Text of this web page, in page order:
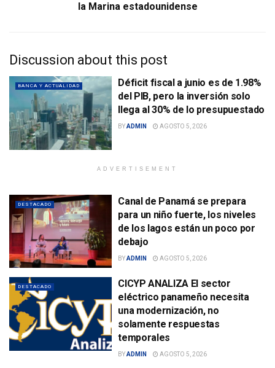
la Marina estadounidense
Discussion about this post
BANCA Y ACTUALIDAD
Déficit fiscal a junio es de 1.98%
del PIB, pero la inversión solo
llega al 30% de lo presupuestado
BYADMIN AGOSTO 5, 2026
ADVERTISEMENT
DESTACADO
Canal de Panamá se prepara
para un niño fuerte, los niveles
de los lagos están un poco por
debajo
BYADMIN AGOSTO 5, 2026
DESTACADO
CICYP ANALIZA El sector
eléctrico panameño necesita
una modernización, no
solamente respuestas
temporales
BYADMIN AGOSTO 5, 2026